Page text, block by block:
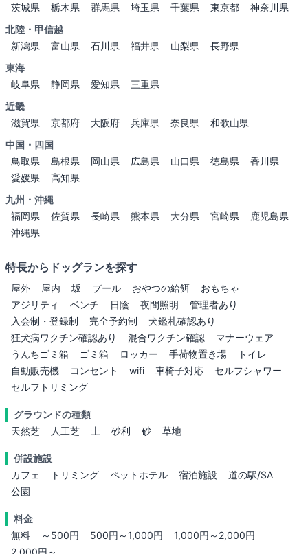
茨城県
栃木県 群馬県 埼玉県 千葉県 東京都
神奈川県
北陸・甲信越
新潟県
富山県 石川県 福井県 山梨県
長野県
東海
岐阜県
静岡県 愛知県
三重県
近畿
滋賀県
京都府 大阪府 兵庫県 奈良県
和歌山県
中国・四国
鳥取県
島根県 岡山県 広島県 山口県 徳島県
香川県
愛媛県
高知県
九州・沖縄
福岡県
佐賀県 長崎県 熊本県 大分県 宮崎県
鹿児島県
沖縄県
特長からドッグランを探す
屋外 屋内 坂 プール おやつの給餌
おもちゃ
アジリティ
ベンチ 日陰 夜間照明
管理者あり
入会制・登録制
完全予約制
犬鑑札確認あり
狂犬病ワクチン確認あり
混合ワクチン確認
マナーウェア
うんちゴミ箱
ゴミ箱 ロッカー 手荷物置き場
トイレ
自動販売機
コンセント wifi 車椅子対応
セルフシャワー
セルフトリミング
グラウンドの種類
天然芝
人工芝 土 砂利 砂 草地
併設施設
カフェ
トリミング ペットホテル 宿泊施設
道の駅/SA
公園
料金
無料
～500円 500円～1,000円
1,000円～2,000円
2,000円～